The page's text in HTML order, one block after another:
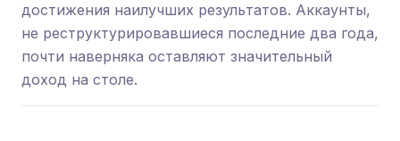
достижения наилучших результатов. Аккаунты,
не реструктурировавшиеся последние два года,
почти наверняка оставляют значительный
доход на столе.